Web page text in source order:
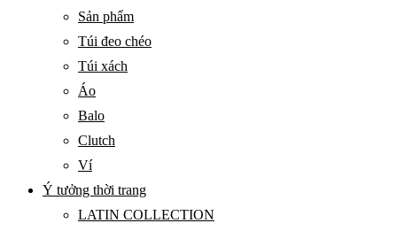
Sản phẩm
Túi đeo chéo
Túi xách
Áo
Balo
Clutch
Ví
Ý tưởng thời trang
LATIN COLLECTION